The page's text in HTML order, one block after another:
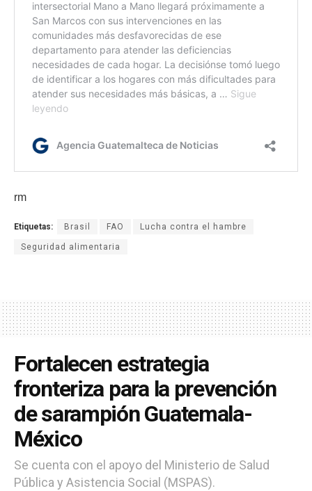
rm
Etiquetas: Brasil FAO Lucha contra el hambre
Seguridad alimentaria
Fortalecen estrategia
fronteriza para la prevención
de sarampión Guatemala-
México
Se cuenta con el apoyo del Ministerio de Salud
Pública y Asistencia Social (MSPAS).